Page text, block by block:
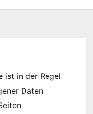
ist in der Regel
Daten